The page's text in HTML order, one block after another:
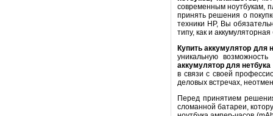
современным ноутбукам,
принять решения о
техники HP, Вы
типу, как и
Купить аккумулятор для
уникальную
аккумулятор для нетбука
в связи с своей
деловых встречах,
Перед принятием
сломанной батареи,